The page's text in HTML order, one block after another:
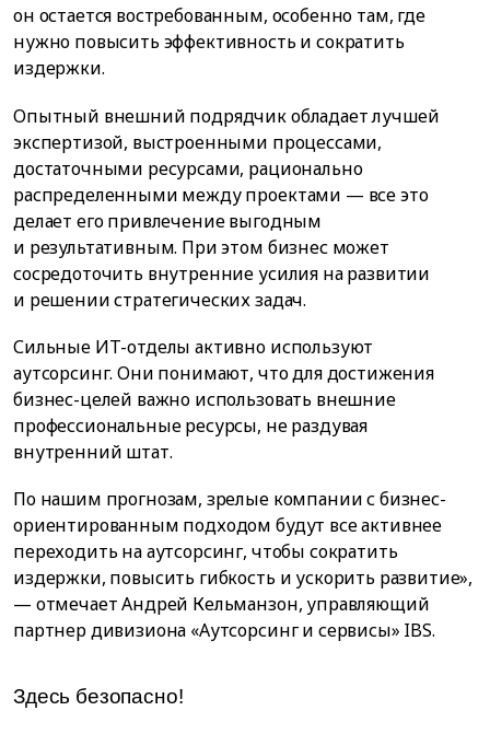
он остается востребованным, особенно там, где
нужно повысить эффективность и сократить
издержки.
Опытный внешний подрядчик обладает лучшей
экспертизой, выстроенными процессами,
достаточными ресурсами, рационально
распределенными между проектами — все это
делает его привлечение выгодным
и результативным. При этом бизнес может
сосредоточить внутренние усилия на развитии
и решении стратегических задач.
Сильные ИТ-отделы активно используют
аутсорсинг. Они понимают, что для достижения
бизнес-целей важно использовать внешние
профессиональные ресурсы, не раздувая
внутренний штат.
По нашим прогнозам, зрелые компании с бизнес-
ориентированным подходом будут все активнее
переходить на аутсорсинг, чтобы сократить
издержки, повысить гибкость и ускорить развитие»,
— отмечает Андрей Кельманзон, управляющий
партнер дивизиона «Аутсорсинг и сервисы» IBS.
Здесь безопасно!